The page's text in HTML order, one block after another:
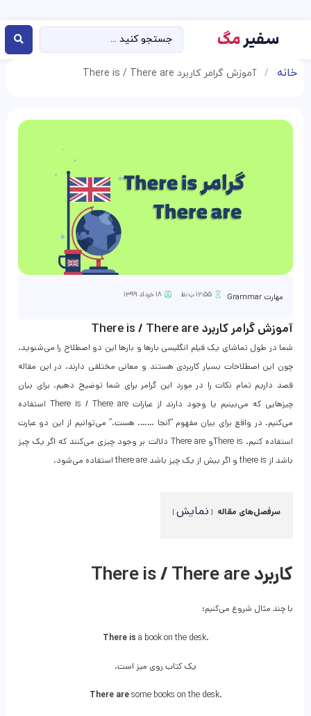
خانه / آموزش گرامر کاربرد There is / There are
مهارت Grammar ۱۲:۵۵ ب٫ظ ۱۸ خرداد ۱۳۹۹
آموزش گرامر کاربرد There is / There are
شما در طول تماشای یک فیلم انگلیسی بارها و بارها این دو اصطلاح را می‌شنوید.
چون این اصطلاحات بسیار کاربردی هستند و معانی مختلفی دارند. در این مقاله
قصد داریم تمام نکات را در مورد این گرامر برای شما توضیح دهیم. برای بیان
چیز‌هایی که می‌بینیم یا وجود دارند از عبارات There is / There are استفاده
می‌کنیم. در واقع برای بیان مفهوم “آنجا ……. هست.” می‌توانیم از این دو عبارت
استفاده ‌کنیم. There isو There are دلالت بر وجود چیزی می‌کنند که اگر یک چیز
باشد از there is و اگر بیش از یک چیز باشد there are استفاده می‌شود.
سرفصل‌های مقاله نمایش
کاربرد There is / There are
با چند مثال شروع می‌کنیم:
There is a book on the desk.
.یک کتاب روی میز است
There aresome books on the desk.